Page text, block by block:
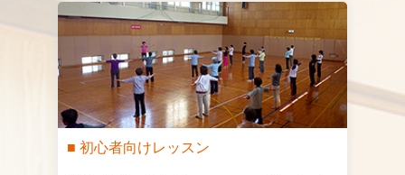
■ 初心者向けレッスン